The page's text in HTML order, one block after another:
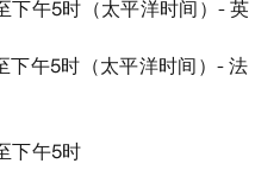
下午5时（太平洋时间）- 英
下午5时（太平洋时间）- 法
下午5时